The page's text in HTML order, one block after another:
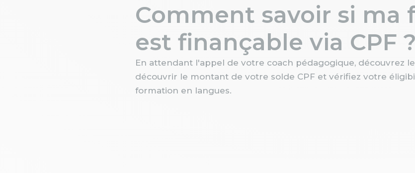
Comment savoir si ma
est finançable via CPF ?
En attendant l'appel de votre coach pédagogique, découvrez
découvrir le montant de votre solde CPF et vérifiez votre
formation en langues.